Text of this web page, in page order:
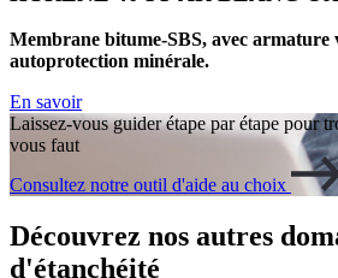
Membrane bitume-SBS, avec armature
autoprotection minérale.
En savoir
Laissez-vous guider étape par étape pour
vous faut
Consultez notre outil d'aide au choix
Découvrez nos autres
d'étanchéité